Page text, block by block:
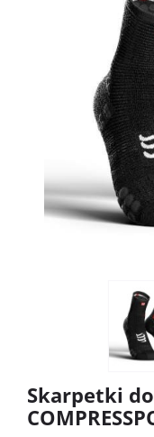
Skarpetki